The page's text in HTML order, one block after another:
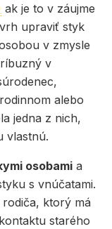
ak je to v záujme
upraviť styk
v zmysle
v
alebo
jedna z nich,
vlastnú.
osobami a
s vnúčatami.
ktorý má
starého